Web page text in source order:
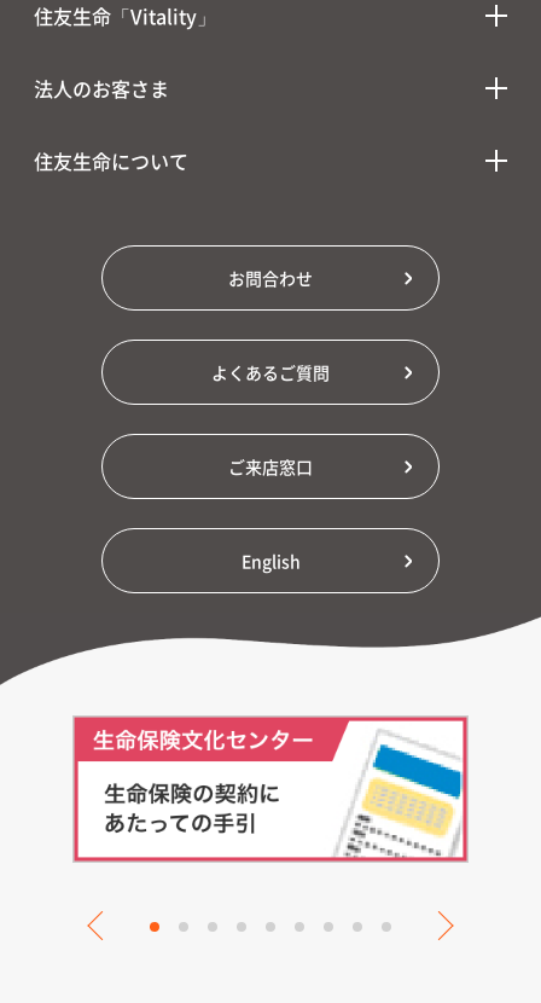
住友生命「Vitality」
法人のお客さま
住友生命について
お問合わせ
よくあるご質問
ご来店窓口
English